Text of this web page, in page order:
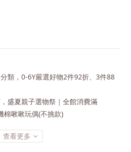
類，0-6Y嚴選好物2件92折、3件88
盛夏親子選物祭｜全館消費滿
棉啾啾玩偶(不挑款)
查看更多